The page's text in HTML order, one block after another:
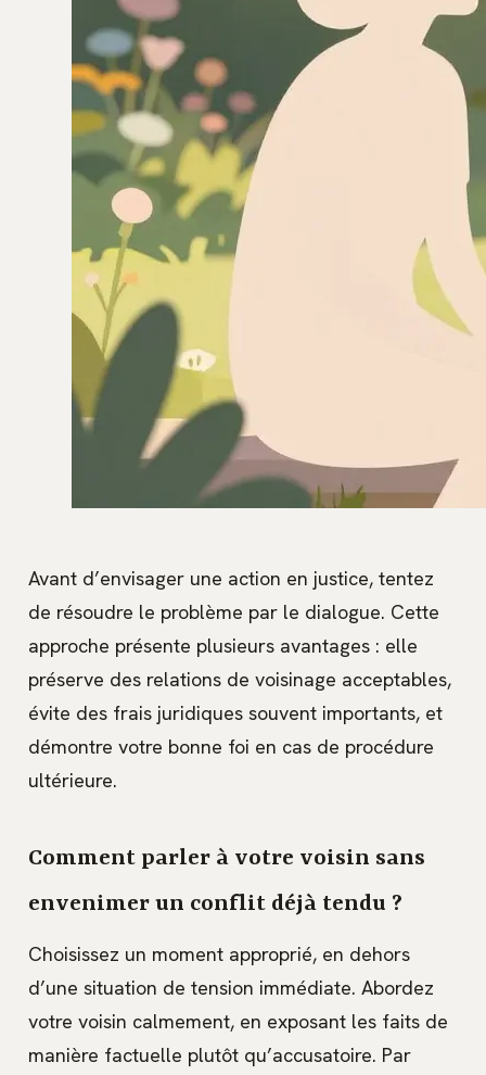
Avant d’envisager une action en justice, tentez
de résoudre le problème par le dialogue. Cette
approche présente plusieurs avantages : elle
préserve des relations de voisinage acceptables,
évite des frais juridiques souvent importants, et
démontre votre bonne foi en cas de procédure
ultérieure.
Comment parler à votre voisin sans
envenimer un conflit déjà tendu ?
Choisissez un moment approprié, en dehors
d’une situation de tension immédiate. Abordez
votre voisin calmement, en exposant les faits de
manière factuelle plutôt qu’accusatoire. Par